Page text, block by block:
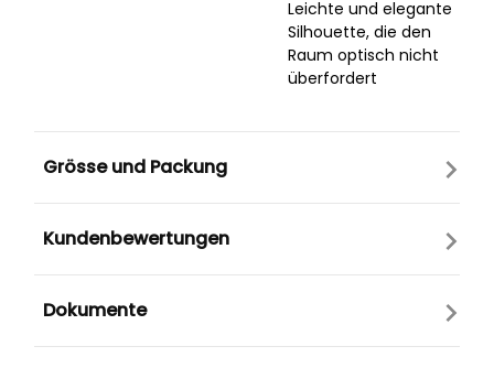
Leichte und elegante
Silhouette, die den
Raum optisch nicht
überfordert
Grösse und Packung
Kundenbewertungen
Dokumente